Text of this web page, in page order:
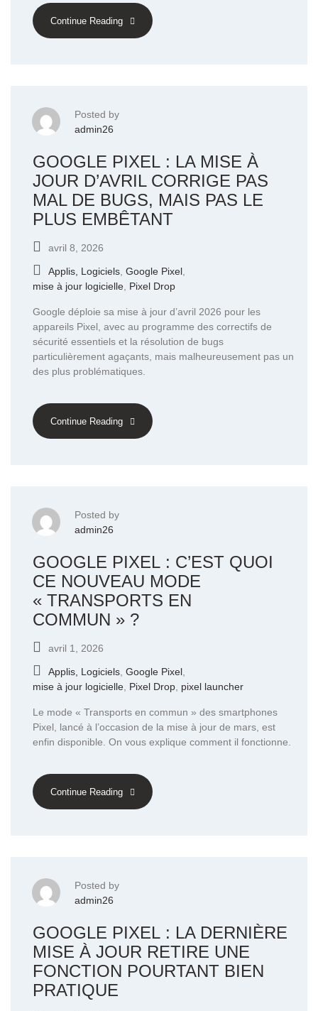
Continue Reading
Posted by
admin26
GOOGLE PIXEL : LA MISE À
JOUR D’AVRIL CORRIGE PAS
MAL DE BUGS, MAIS PAS LE
PLUS EMBÊTANT
avril 8, 2026
Applis, Logiciels Google Pixel
mise à jour logicielle Pixel Drop
Google déploie sa mise à jour d’avril 2026 pour les
appareils Pixel, avec au programme des correctifs de
sécurité essentiels et la résolution de bugs
particulièrement agaçants, mais malheureusement pas un
des plus problématiques.
Continue Reading
Posted by
admin26
GOOGLE PIXEL : C’EST QUOI
CE NOUVEAU MODE
« TRANSPORTS EN
COMMUN » ?
avril 1, 2026
Applis, Logiciels Google Pixel
mise à jour logicielle Pixel Drop pixel launcher
Le mode « Transports en commun » des smartphones
Pixel, lancé à l’occasion de la mise à jour de mars, est
enfin disponible. On vous explique comment il fonctionne.
Continue Reading
Posted by
admin26
GOOGLE PIXEL : LA DERNIÈRE
MISE À JOUR RETIRE UNE
FONCTION POURTANT BIEN
PRATIQUE